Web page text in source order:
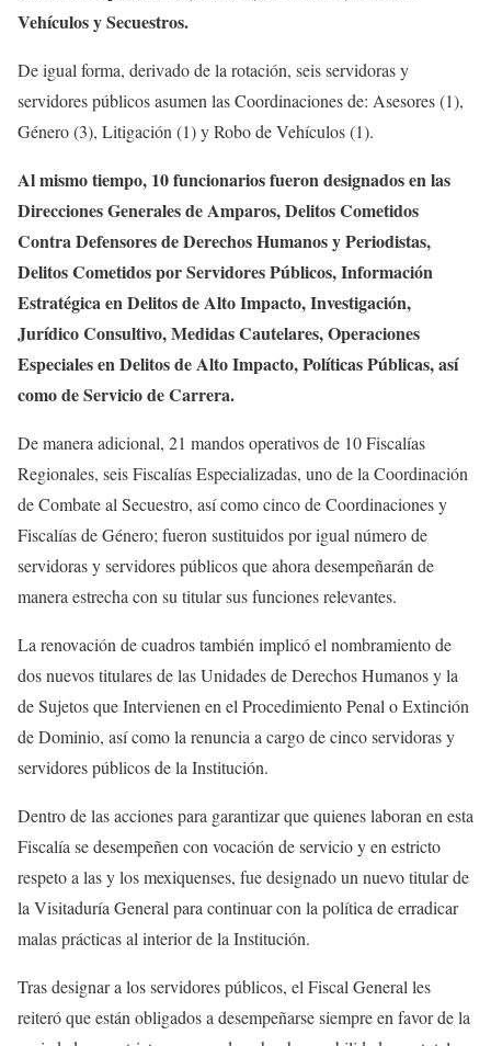
Vehículos y Secuestros.
De igual forma, derivado de la rotación, seis servidoras y
servidores públicos asumen las Coordinaciones de: Asesores (1),
Género (3), Litigación (1) y Robo de Vehículos (1).
Al mismo tiempo, 10 funcionarios fueron designados en las
Direcciones Generales de Amparos, Delitos Cometidos
Contra Defensores de Derechos Humanos y Periodistas,
Delitos Cometidos por Servidores Públicos, Información
Estratégica en Delitos de Alto Impacto, Investigación,
Jurídico Consultivo, Medidas Cautelares, Operaciones
Especiales en Delitos de Alto Impacto, Políticas Públicas, así
como de Servicio de Carrera.
De manera adicional, 21 mandos operativos de 10 Fiscalías
Regionales, seis Fiscalías Especializadas, uno de la Coordinación
de Combate al Secuestro, así como cinco de Coordinaciones y
Fiscalías de Género; fueron sustituidos por igual número de
servidoras y servidores públicos que ahora desempeñarán de
manera estrecha con su titular sus funciones relevantes.
La renovación de cuadros también implicó el nombramiento de
dos nuevos titulares de las Unidades de Derechos Humanos y la
de Sujetos que Intervienen en el Procedimiento Penal o Extinción
de Dominio, así como la renuncia a cargo de cinco servidoras y
servidores públicos de la Institución.
Dentro de las acciones para garantizar que quienes laboran en esta
Fiscalía se desempeñen con vocación de servicio y en estricto
respeto a las y los mexiquenses, fue designado un nuevo titular de
la Visitaduría General para continuar con la política de erradicar
malas prácticas al interior de la Institución.
Tras designar a los servidores públicos, el Fiscal General les
reiteró que están obligados a desempeñarse siempre en favor de la